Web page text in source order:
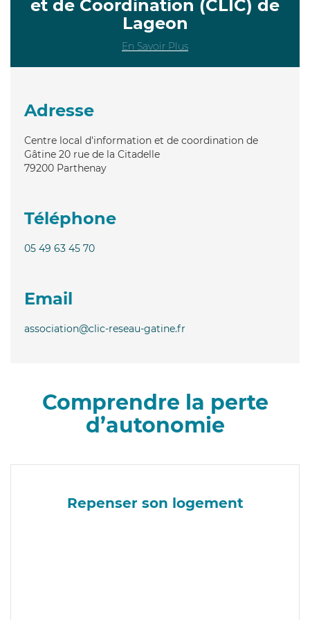
et de Coordination (CLIC) de
Lageon
En Savoir Plus
Adresse
Centre local d'information et de coordination de
Gâtine 20 rue de la Citadelle
79200 Parthenay
Téléphone
05 49 63 45 70
Email
association@clic-reseau-gatine.fr
Comprendre la perte
d’autonomie
Repenser son logement